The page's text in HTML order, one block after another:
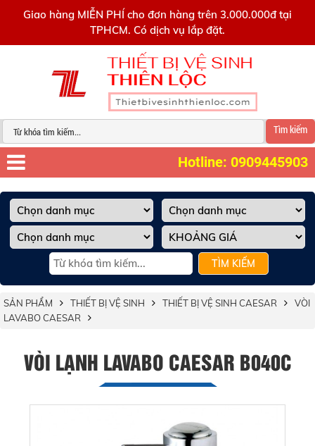
Giao hàng MIỄN PHÍ cho đơn hàng trên 3.000.000đ tại
TPHCM. Có dịch vụ lắp đặt.
Tìm kiếm
Hotline: 0909445903
TÌM KIẾM
SẢN PHẨM THIẾT BỊ VỆ SINH THIẾT BỊ VỆ SINH CAESAR
VÒI
LAVABO CAESAR
VÒI LẠNH LAVABO CAESAR B040C
0909445903